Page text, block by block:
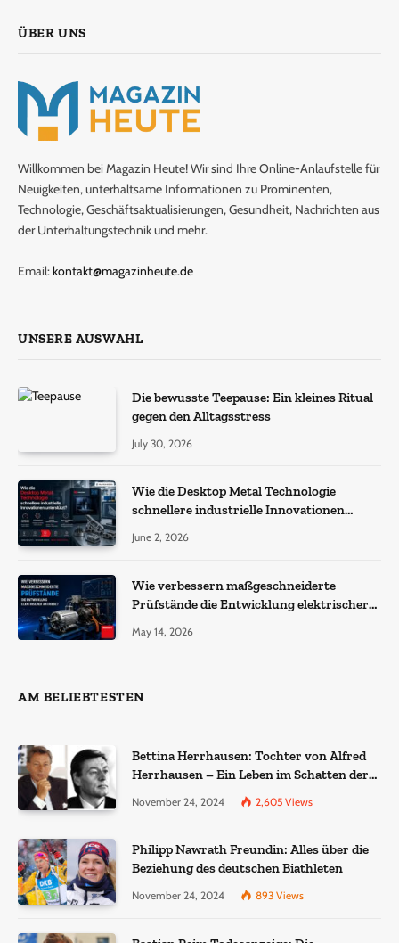
ÜBER UNS
Willkommen bei Magazin Heute! Wir sind Ihre Online-Anlaufstelle für
Neuigkeiten, unterhaltsame Informationen zu Prominenten,
Technologie, Geschäftsaktualisierungen, Gesundheit, Nachrichten aus
der Unterhaltungstechnik und mehr.
Email:kontakt@magazinheute.de
UNSERE AUSWAHL
Die bewusste Teepause: Ein kleines Ritual
gegen den Alltagsstress
July 30, 2026
Wie die Desktop Metal Technologie
schnellere industrielle Innovationen
June 2, 2026
Wie verbessern maßgeschneiderte
Prüfstände die Entwicklung elektrischer
May 14, 2026
AM BELIEBTESTEN
Bettina Herrhausen: Tochter von Alfred
Herrhausen – Ein Leben im Schatten der
November 24, 2024 2,605 Views
Philipp Nawrath Freundin: Alles über die
Beziehung des deutschen Biathleten
November 24, 2024 893 Views